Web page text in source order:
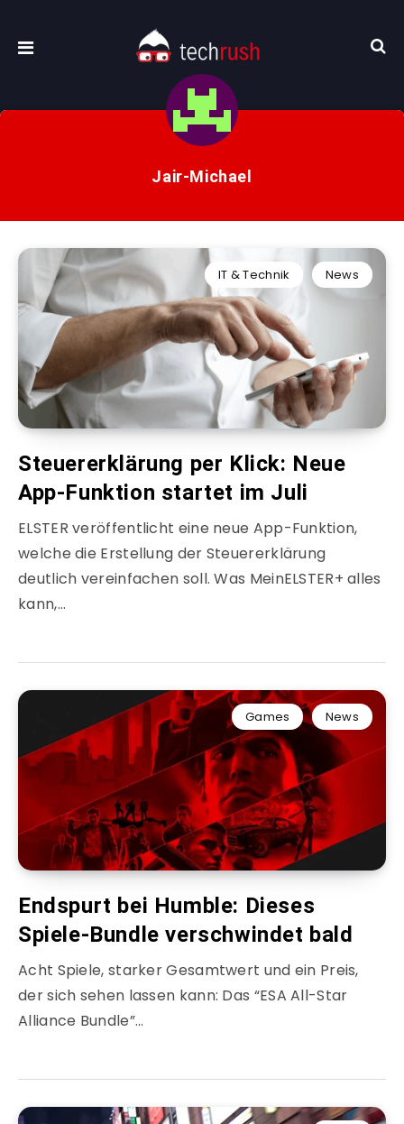
Jair-Michael
IT & Technik News
Steuererklärung per Klick: Neue
App-Funktion startet im Juli
ELSTER veröffentlicht eine neue App-Funktion,
welche die Erstellung der Steuererklärung
deutlich vereinfachen soll. Was MeinELSTER+ alles
kann,…
Games News
Endspurt bei Humble: Dieses
Spiele-Bundle verschwindet bald
Acht Spiele, starker Gesamtwert und ein Preis,
der sich sehen lassen kann: Das “ESA All-Star
Alliance Bundle”…